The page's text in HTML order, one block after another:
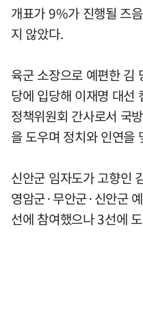
개표가 9%가 진행될 즈
지 않았다.
육군 소장으로 예편한 김
당에 입당해 이재명 대선
정책위원회 간사로서 국
을 도우며 정치와 인연을
신안군 임자도가 고향인
영암군·무안군·신안군
선에 참여했으나 3선에